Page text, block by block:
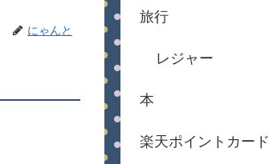
にゃんと
旅行
レジャー
本
楽天ポイントカード